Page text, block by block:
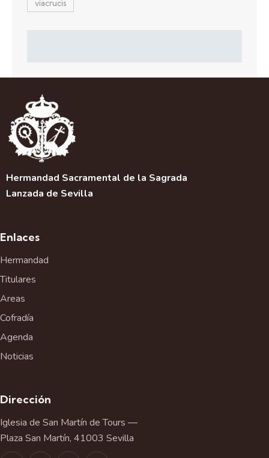
viacrucis
Hermandad Sacramental de la Sagrada
Lanzada de Sevilla
Enlaces
Hermandad
Titulares
Areas
Cofradía
Agenda
Noticias
Dirección
Iglesia de San Martín de Tours —
Plaza San Martín, 41003 Sevilla